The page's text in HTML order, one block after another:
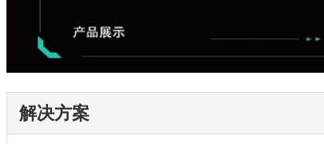
解决方案